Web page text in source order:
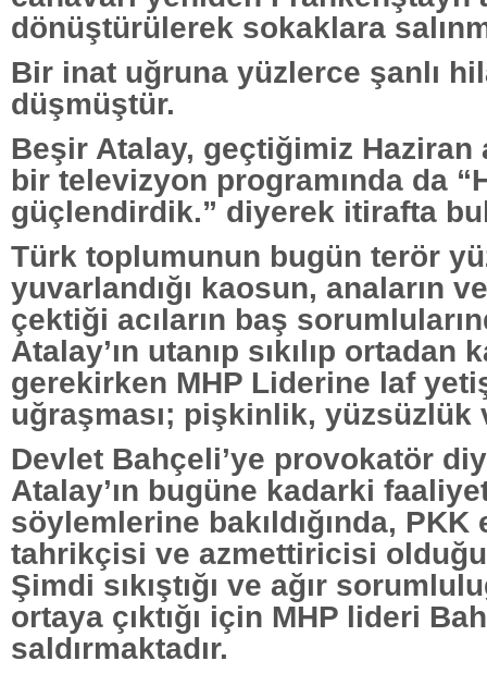
dönüştürülerek sokaklara
Bir inat uğruna yüzlerce şanlı
düşmüştür.
Beşir Atalay, geçtiğimiz Haziran
bir televizyon programında da
güçlendirdik.” diyerek itirafta
Türk toplumunun bugün terör
yuvarlandığı kaosun, anaların
çektiği acıların baş
Atalay’ın utanıp sıkılıp ortadan
gerekirken MHP Liderine laf
uğraşması; pişkinlik, yüzsüzlük
Devlet Bahçeli’ye provokatör
Atalay’ın bugüne kadarki
söylemlerine bakıldığında,
tahrikçisi ve azmettiricisi
Şimdi sıkıştığı ve ağır
ortaya çıktığı için MHP lideri
saldırmaktadır.